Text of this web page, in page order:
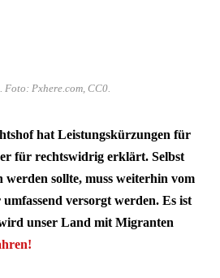
Foto: Pxhere.com, CC0.
hat Leistungskürzungen für
für rechtswidrig erklärt. Selbst
werden sollte, muss weiterhin vom
versorgt werden. Es ist
unser Land mit Migranten
!